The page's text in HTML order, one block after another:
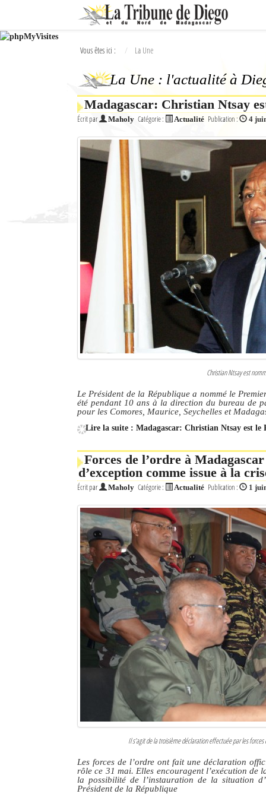
Ok
L'actualité à Diego Suarez
Le Nord de Madagascar
L'actualité du tourisme
Sites touristiques
Diego Suarez Pratique
La Tribune de Diego en PDF
Vous êtes ici : La Une
La Une : l'actualité à
Madagascar: Christian Ntsay
Écrit par Maholy Catégorie : Actualité Publication : 4
Christian Ntsay est
Le Président de la République a nommé le
été pendant 10 ans à la direction du bureau de
pour les Comores, Maurice, Seychelles et
Lire la suite : Madagascar: Christian Ntsay est le
Forces de l’ordre à
d’exception comme issue à la
Écrit par Maholy Catégorie : Actualité Publication : 1
Il s’agit de la troisième déclaration effectuée par les
Les forces de l’ordre ont fait une déclaration
rôle ce 31 mai. Elles encouragent l’exécution de
la possibilité de l’instauration de la situation
Président de la République